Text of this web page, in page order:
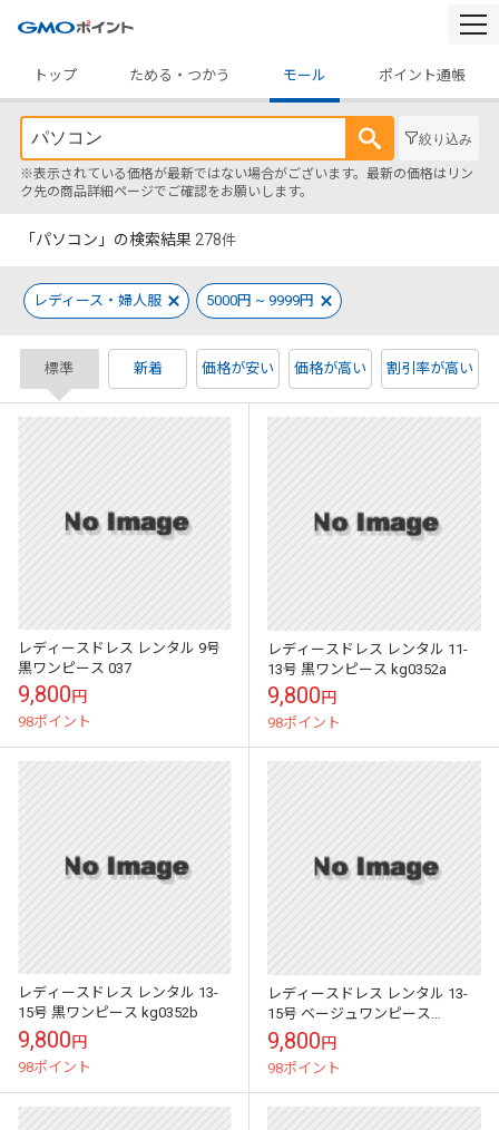
トップ
ためる・つかう モール ポイント通帳
絞り込み
※表示されている価格が最新ではない場合がございます。最新の価格はリン
ク先の商品詳細ページでご確認をお願いします。
「パソコン」の検索結果 278件
レディース・婦人服 5000円 ~ 9999円
標準 新着 価格が安い 価格が高い 割引率が高い
レディースドレス レンタル 9号
黒ワンピース 037
9,800円
98ポイント
レディースドレス レンタル 11-
13号 黒ワンピース kg0352a
9,800円
98ポイント
レディースドレス レンタル 13-
15号 黒ワンピース kg0352b
9,800円
98ポイント
レディースドレス レンタル 13-
15号 ベージュワンピース
kg0352c
9,800円
98ポイント